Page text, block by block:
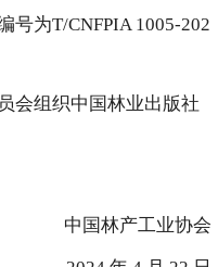
号为T/CNFPIA 1005-202
会组织中国林业出版社
中国林产工业协会